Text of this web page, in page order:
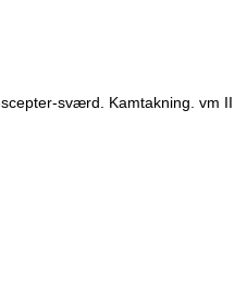
sværd. Kamtakning. vm II